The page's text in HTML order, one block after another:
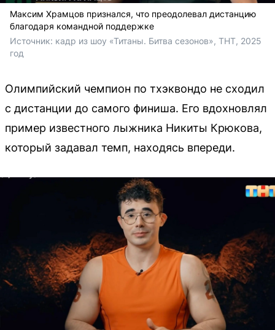
Максим Храмцов признался, что преодолевал дистанцию
благодаря командной поддержке
Источник: кадр из шоу «Титаны. Битва сезонов», ТНТ, 2025
год
Олимпийский чемпион по тхэквондо не сходил
с дистанции до самого финиша. Его вдохновлял
пример известного лыжника Никиты Крюкова,
который задавал темп, находясь впереди.